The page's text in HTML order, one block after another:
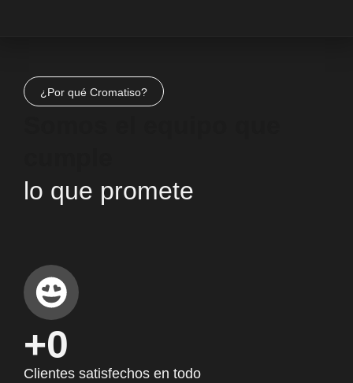
¿Por qué Cromatiso?
lo que promete
Clientes satisfechos en todo
+0